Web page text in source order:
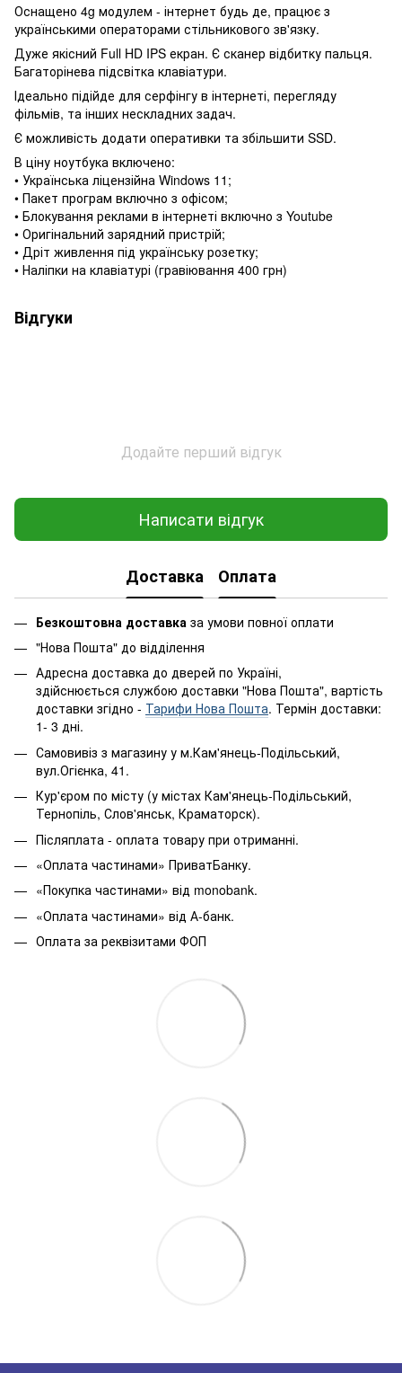
Оснащено 4g модулем - інтернет будь де, працює з
українськими операторами стільникового зв'язку.
Дуже якісний Full HD IPS екран. Є сканер відбитку пальця.
Багаторінева підсвітка клавіатури.
Ідеально підійде для серфінгу в інтернеті, перегляду
фільмів, та інших нескладних задач.
Є можливість додати оперативки та збільшити SSD.
В ціну ноутбука включено:
• Українська ліцензійна Windows 11;
• Пакет програм включно з офісом;
• Блокування реклами в інтернеті включно з Youtube
• Оригінальний зарядний пристрій;
• Дріт живлення під українську розетку;
• Наліпки на клавіатурі (гравіювання 400 грн)
Відгуки
Додайте перший відгук
Написати відгук
Доставка Оплата
Безкоштовна доставка за умови повної оплати
"Нова Пошта" до відділення
Адресна доставка до дверей по Україні,
здійснюється службою доставки "Нова Пошта", вартість
доставки згідно - Тарифи Нова Пошта. Термін доставки:
1- 3 дні.
Самовивіз з магазину у м.Кам'янець-Подільський,
вул.Огієнка, 41.
Кур'єром по місту (у містах Кам'янець-Подільський,
Тернопіль, Слов'янськ, Краматорск).
Післяплата - оплата товару при отриманні.
«Оплата частинами» ПриватБанку.
«Покупка частинами» від monobank.
«Оплата частинами» від А-банк.
Оплата за реквізитами ФОП